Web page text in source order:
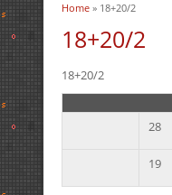
You are here
Home » 18+20/2
18+20/2
18+20/2
28
19